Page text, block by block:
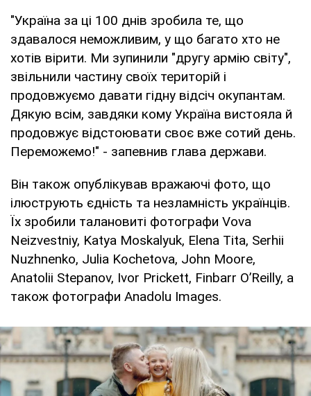
"Україна за ці 100 днів зробила те, що
здавалося неможливим, у що багато хто не
хотів вірити. Ми зупинили "другу армію світу",
звільнили частину своїх територій і
продовжуємо давати гідну відсіч окупантам.
Дякую всім, завдяки кому Україна вистояла й
продовжує відстоювати своє вже сотий день.
Переможемо!" - запевнив глава держави.
Він також опублікував вражаючі фото, що
ілюструють єдність та незламність українців.
Їх зробили талановиті фотографи Vova
Neizvestniy, Katya Moskalyuk, Elena Tita, Serhii
Nuzhnenko, Julia Kochetova, John Moore,
Anatolii Stepanov, Ivor Prickett, Finbarr O’Reilly, а
також фотографи Anadolu Images.